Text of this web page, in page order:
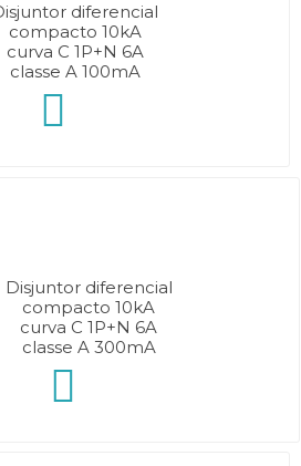
diferencial
compacto 10kA
curva C 1P+N 6A
classe A 100mA
Disjuntor diferencial
compacto 10kA
curva C 1P+N 6A
classe A 300mA